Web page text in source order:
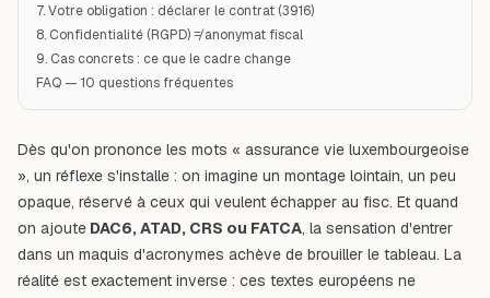
7. Votre obligation : déclarer le contrat (3916)
8. Confidentialité (RGPD) ≠ anonymat fiscal
9. Cas concrets : ce que le cadre change
FAQ — 10 questions fréquentes
Dès qu'on prononce les mots « assurance vie luxembourgeoise
», un réflexe s'installe : on imagine un montage lointain, un peu
opaque, réservé à ceux qui veulent échapper au fisc. Et quand
on ajoute DAC6, ATAD, CRS ou FATCA, la sensation d'entrer
dans un maquis d'acronymes achève de brouiller le tableau. La
réalité est exactement inverse : ces textes européens ne